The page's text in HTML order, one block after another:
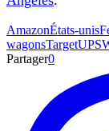
AmazonÉtats-unis
wagonsTargetUPS
Partager0